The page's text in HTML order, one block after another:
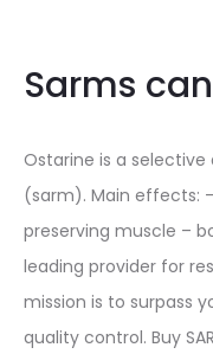
Sarms
Ostarine is a
(sarm). Main effects:
preserving muscle –
leading provider for
mission is to surpass
quality control. Buy